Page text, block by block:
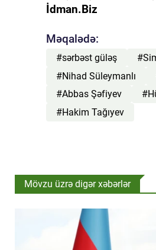
İdman.Biz
Məqalədə:
#sərbəst güləş
#Nihad Süleymanlı
#Abbas Şəfiyev
#Hakim Tağıyev
Mövzu üzrə digər xəbərlər